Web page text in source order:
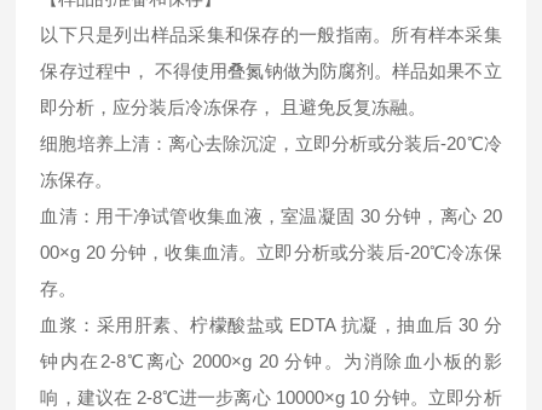
以下只是列出样品采集和保存的一般指南。所有样本采集
保存过程中， 不得使用叠氮钠做为防腐剂。样品如果不立
即分析，应分装后冷冻保存， 且避免反复冻融。
细胞培养上清：离心去除沉淀，立即分析或分装后-20℃冷
冻保存。
血清：用干净试管收集血液，室温凝固 30 分钟，离心 20
00×g 20 分钟，收集血清。立即分析或分装后-20℃冷冻保
存。
血浆：采用肝素、柠檬酸盐或 EDTA 抗凝，抽血后 30 分
钟内在2-8℃离心 2000×g 20 分钟。为消除血小板的影
响，建议在 2-8℃进一步离心 10000×g 10 分钟。立即分析